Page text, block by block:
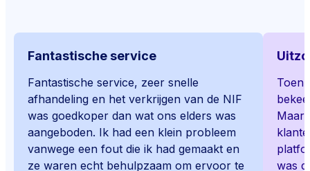
Fantastische service
Fantastische service, zeer snelle
afhandeling en het verkrijgen van de NIF
was goedkoper dan wat ons elders was
aangeboden. Ik had een klein probleem
vanwege een fout die ik had gemaakt en
ze waren echt behulpzaam om ervoor te
Toen
Maar
was